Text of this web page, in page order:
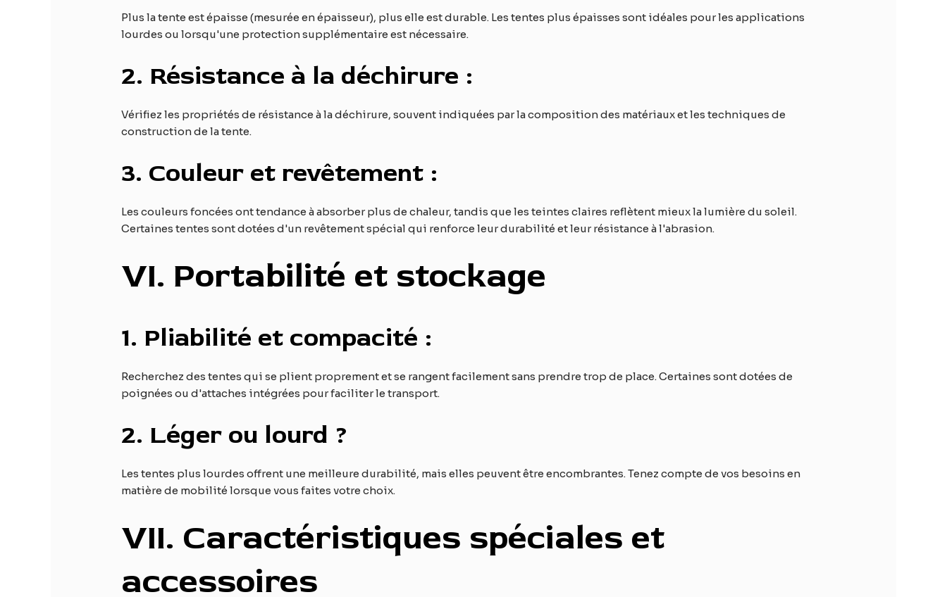
Plus la tente est épaisse (mesurée en épaisseur), plus elle est durable. Les tentes plus épaisses sont idéales pour les applications
lourdes ou lorsqu'une protection supplémentaire est nécessaire.
2. Résistance à la déchirure :
Vérifiez les propriétés de résistance à la déchirure, souvent indiquées par la composition des matériaux et les techniques de
construction de la tente.
3. Couleur et revêtement :
Les couleurs foncées ont tendance à absorber plus de chaleur, tandis que les teintes claires reflètent mieux la lumière du soleil.
Certaines tentes sont dotées d'un revêtement spécial qui renforce leur durabilité et leur résistance à l'abrasion.
VI. Portabilité et stockage
1. Pliabilité et compacité :
Recherchez des tentes qui se plient proprement et se rangent facilement sans prendre trop de place. Certaines sont dotées de
poignées ou d'attaches intégrées pour faciliter le transport.
2. Léger ou lourd ?
Les tentes plus lourdes offrent une meilleure durabilité, mais elles peuvent être encombrantes. Tenez compte de vos besoins en
matière de mobilité lorsque vous faites votre choix.
VII. Caractéristiques spéciales et
accessoires